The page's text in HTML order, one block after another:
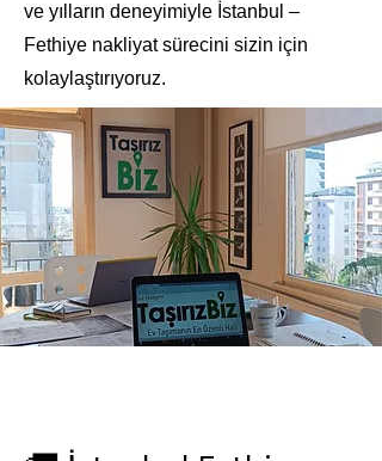
ve yılların deneyimiyle İstanbul –
Fethiye nakliyat sürecini sizin için
kolaylaştırıyoruz.